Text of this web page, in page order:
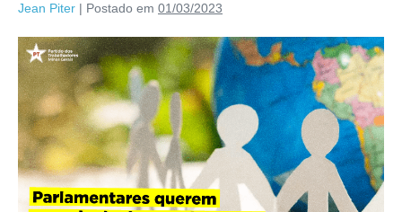
Jean Piter | Postado em 01/03/2023